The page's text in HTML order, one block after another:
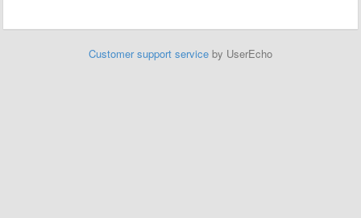
Customer support service by UserEcho